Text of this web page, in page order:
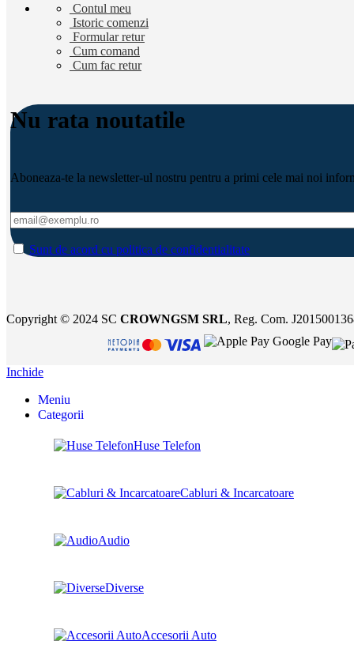
Contul meu
Istoric comenzi
Formular retur
Cum comand
Cum fac retur
Nu rata noutatile
Aboneaza-te la newsletter-ul nostru pentru a primi cele mai noi
Sunt de acord cu politica de confidentialitate
Copyright © 2024 SC CROWNGSM SRL, Reg. Com.
Inchide
Meniu
Categorii
Huse Telefon
Cabluri & Incarcatoare
Audio
Diverse
Accesorii Auto